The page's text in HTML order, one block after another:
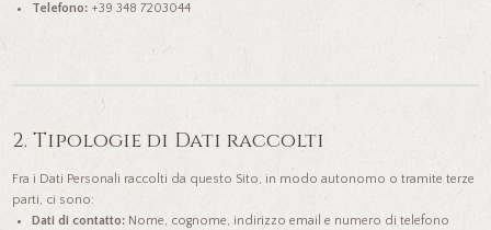
Telefono: +39 348 7203044
2. Tipologie di Dati raccolti
Fra i Dati Personali raccolti da questo Sito, in modo autonomo o tramite terze
parti, ci sono:
Dati di contatto: Nome, cognome, indirizzo email e numero di telefono